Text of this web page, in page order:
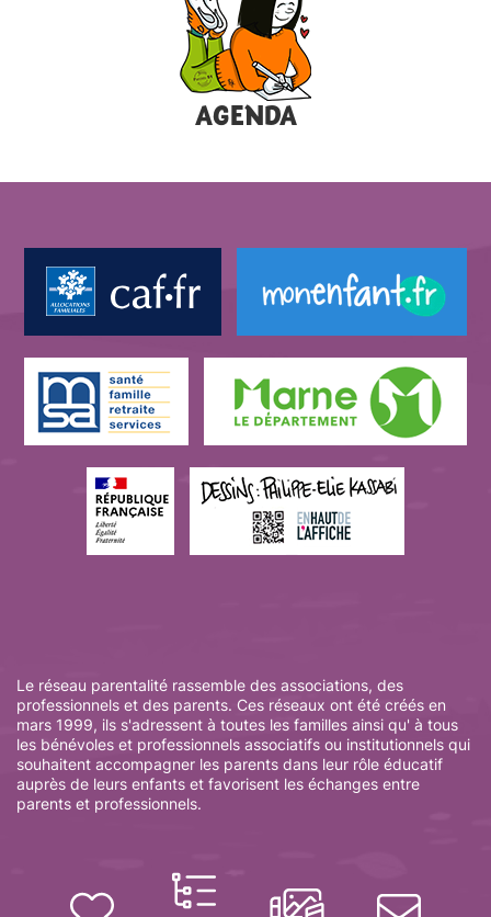
AGENDA
Le réseau parentalité rassemble des associations, des
professionnels et des parents. Ces réseaux ont été créés en
mars 1999, ils s'adressent à toutes les familles ainsi qu' à tous
les bénévoles et professionnels associatifs ou institutionnels qui
souhaitent accompagner les parents dans leur rôle éducatif
auprès de leurs enfants et favorisent les échanges entre
parents et professionnels.